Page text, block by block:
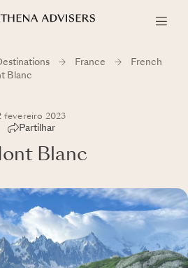
France
French
Blanc
fevereiro 2023
Partilhar
Blanc